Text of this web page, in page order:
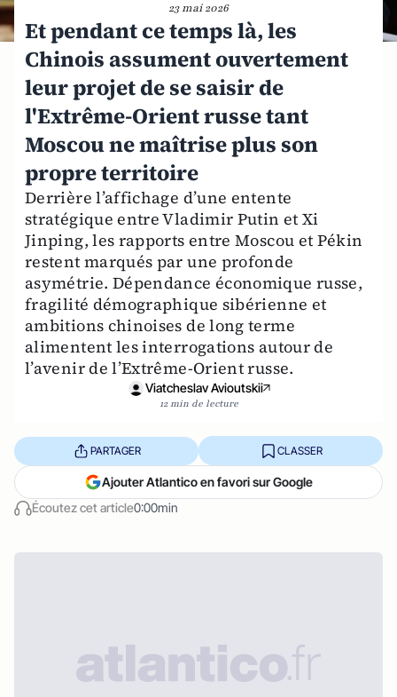
23 mai 2026
Et pendant ce temps là, les
Chinois assument ouvertement
leur projet de se saisir de
l'Extrême-Orient russe tant
Moscou ne maîtrise plus son
propre territoire
Derrière l’affichage d’une entente
stratégique entre Vladimir Putin et Xi
Jinping, les rapports entre Moscou et Pékin
restent marqués par une profonde
asymétrie. Dépendance économique russe,
fragilité démographique sibérienne et
ambitions chinoises de long terme
alimentent les interrogations autour de
l’avenir de l’Extrême-Orient russe.
Viatcheslav Avioutskii
12 min de lecture
Écoutez cet article0:00min
PARTAGER CLASSER
Ajouter Atlantico en favori sur Google